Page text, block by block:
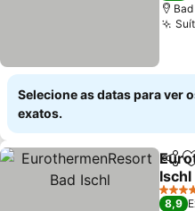
Selecione as datas para ver
exatos.
Ischl
Ver
4
8,9